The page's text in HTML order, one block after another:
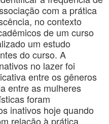
com a prática
no contexto
de um curso
um estudo
do curso. A
no lazer foi
entre os gêneros
entre as mulheres
foram
inativos hoje quando
relação à prática